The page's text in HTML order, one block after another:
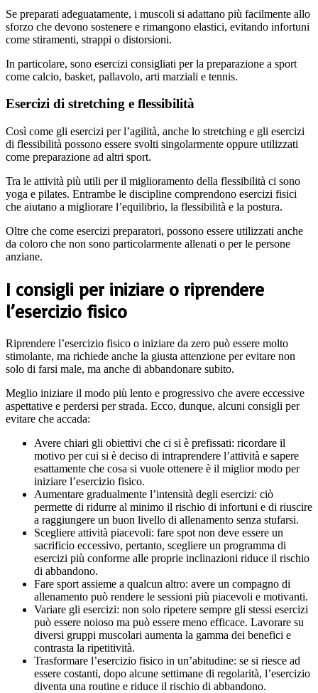
Se preparati adeguatamente, i muscoli si adattano più facilmente allo
sforzo che devono sostenere e rimangono elastici, evitando infortuni
come stiramenti, strappi o distorsioni.
In particolare, sono esercizi consigliati per la preparazione a sport
come calcio, basket, pallavolo, arti marziali e tennis.
Esercizi di stretching e flessibilità
Così come gli esercizi per l’agilità, anche lo stretching e gli esercizi
di flessibilità possono essere svolti singolarmente oppure utilizzati
come preparazione ad altri sport.
Tra le attività più utili per il miglioramento della flessibilità ci sono
yoga e pilates. Entrambe le discipline comprendono esercizi fisici
che aiutano a migliorare l’equilibrio, la flessibilità e la postura.
Oltre che come esercizi preparatori, possono essere utilizzati anche
da coloro che non sono particolarmente allenati o per le persone
anziane.
I consigli per iniziare o riprendere
l’esercizio fisico
Riprendere l’esercizio fisico o iniziare da zero può essere molto
stimolante, ma richiede anche la giusta attenzione per evitare non
solo di farsi male, ma anche di abbandonare subito.
Meglio iniziare il modo più lento e progressivo che avere eccessive
aspettative e perdersi per strada. Ecco, dunque, alcuni consigli per
evitare che accada:
Avere chiari gli obiettivi che ci si è prefissati: ricordare il
motivo per cui si è deciso di intraprendere l’attività e sapere
esattamente che cosa si vuole ottenere è il miglior modo per
iniziare l’esercizio fisico.
Aumentare gradualmente l’intensità degli esercizi: ciò
permette di ridurre al minimo il rischio di infortuni e di riuscire
a raggiungere un buon livello di allenamento senza stufarsi.
Scegliere attività piacevoli: fare spot non deve essere un
sacrificio eccessivo, pertanto, scegliere un programma di
esercizi più conforme alle proprie inclinazioni riduce il rischio
di abbandono.
Fare sport assieme a qualcun altro: avere un compagno di
allenamento può rendere le sessioni più piacevoli e motivanti.
Variare gli esercizi: non solo ripetere sempre gli stessi esercizi
può essere noioso ma può essere meno efficace. Lavorare su
diversi gruppi muscolari aumenta la gamma dei benefici e
contrasta la ripetitività.
Trasformare l’esercizio fisico in un’abitudine: se si riesce ad
essere costanti, dopo alcune settimane di regolarità, l’esercizio
diventa una routine e riduce il rischio di abbandono.